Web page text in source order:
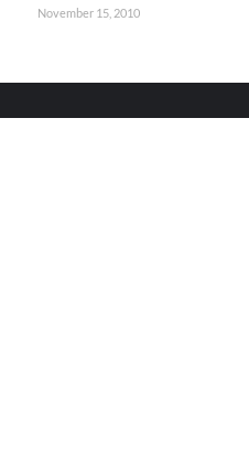
November 15, 2010